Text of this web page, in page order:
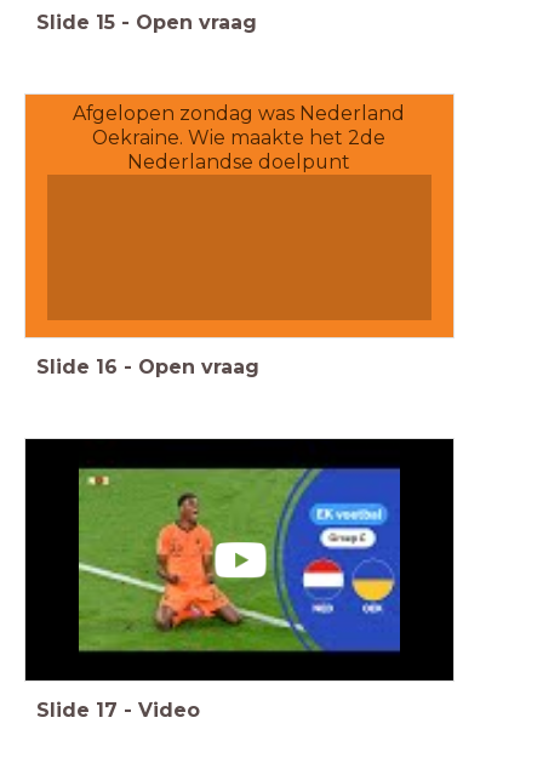
Slide 15 - Open vraag
Afgelopen zondag was Nederland
Oekraine. Wie maakte het 2de
Nederlandse doelpunt
Slide 16 - Open vraag
Slide 17 - Video